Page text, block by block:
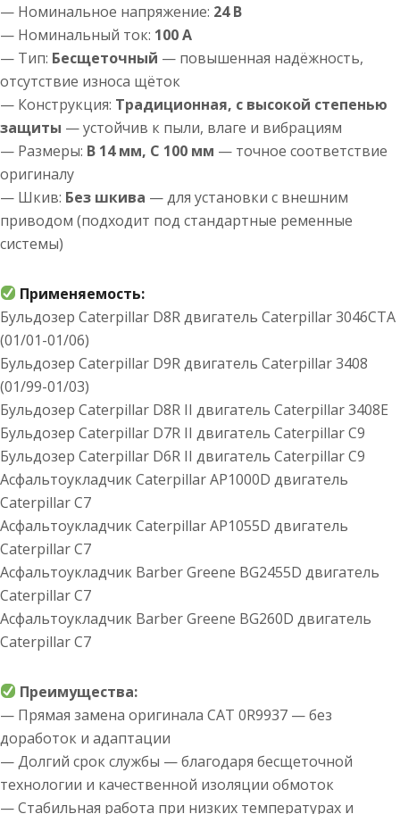
— Номинальное напряжение: 24 В
— Номинальный ток: 100 А
— Тип: Бесщеточный — повышенная надёжность,
отсутствие износа щёток
— Конструкция: Традиционная, с высокой степенью
защиты — устойчив к пыли, влаге и вибрациям
— Размеры: B 14 мм, C 100 мм — точное соответствие
оригиналу
— Шкив: Без шкива — для установки с внешним
приводом (подходит под стандартные ременные
системы)
Применяемость:
Бульдозер Caterpillar D8R двигатель Caterpillar 3046CTA
(01/01-01/06)
Бульдозер Caterpillar D9R двигатель Caterpillar 3408
(01/99-01/03)
Бульдозер Caterpillar D8R II двигатель Caterpillar 3408E
Бульдозер Caterpillar D7R II двигатель Caterpillar C9
Бульдозер Caterpillar D6R II двигатель Caterpillar C9
Асфальтоукладчик Caterpillar AP1000D двигатель
Caterpillar C7
Асфальтоукладчик Caterpillar AP1055D двигатель
Caterpillar C7
Асфальтоукладчик Barber Greene BG2455D двигатель
Caterpillar C7
Асфальтоукладчик Barber Greene BG260D двигатель
Caterpillar C7
Преимущества:
— Прямая замена оригинала CAT 0R9937 — без
доработок и адаптации
— Долгий срок службы — благодаря бесщеточной
технологии и качественной изоляции обмоток
— Стабильная работа при низких температурах и